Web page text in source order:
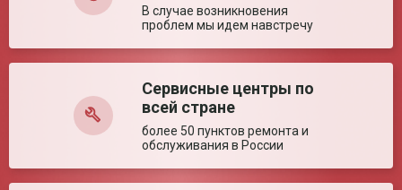
190/610/100 мм
Высота сиденья (±
5%)
500 мм
Ключевые преимущества
Особенности Транзитные колёса. Облегченная конструкция.
Оставить отзыв
В случае возникновения
проблем мы идем навстречу
Сервисные центры по
всей стране
более 50 пунктов ремонта и
обслуживания в России